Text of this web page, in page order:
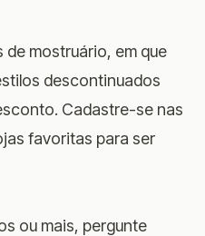
de mostruário, em que
descontinuados
Cadastre-se nas
favoritas para ser
ou mais, pergunte